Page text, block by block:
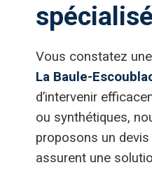
Vous constatez
La Baule-
d’intervenir
ou synthétiques,
proposons un
assurent une